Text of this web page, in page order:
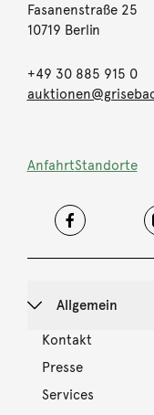
Fasanenstraße 25
10719 Berlin
+49 30 885 915 0
AnfahrtStandorte
Allgemein
Kontakt
Presse
Services